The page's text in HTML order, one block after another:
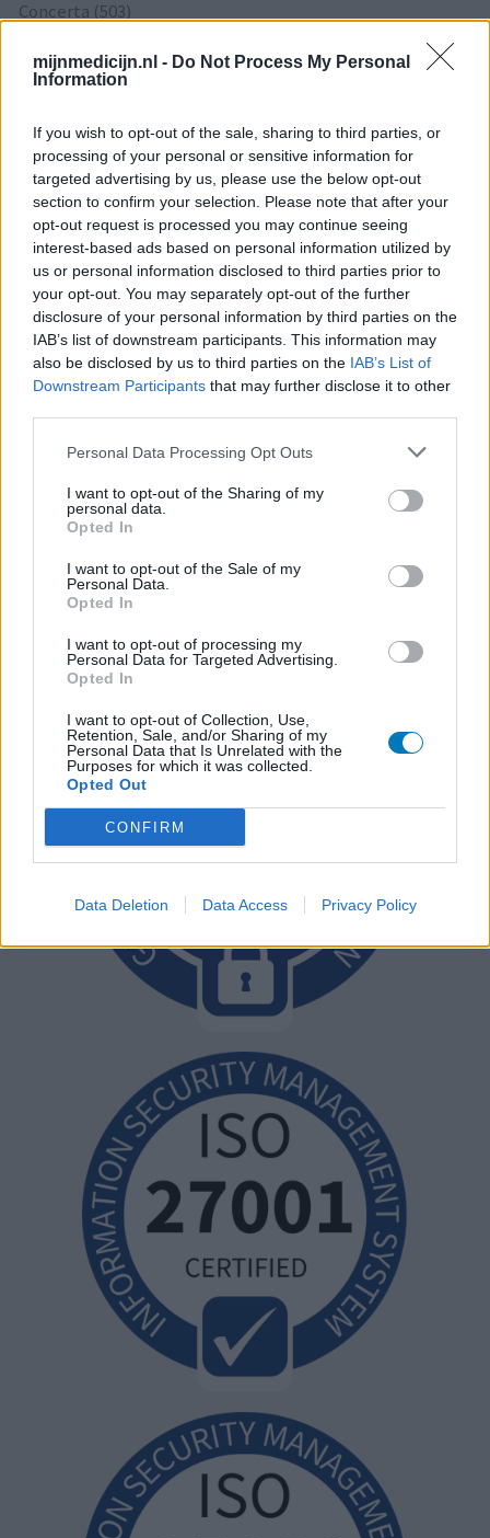
mijnmedicijn.nl - Do Not Process My Personal
Information
If you wish to opt-out of the sale, sharing to third parties, or
processing of your personal or sensitive information for
targeted advertising by us, please use the below opt-out
section to confirm your selection. Please note that after your
opt-out request is processed you may continue seeing
interest-based ads based on personal information utilized by
us or personal information disclosed to third parties prior to
your opt-out. You may separately opt-out of the further
disclosure of your personal information by third parties on the
IAB’s list of downstream participants. This information may
also be disclosed by us to third parties on the IAB’s List of
Downstream Participants that may further disclose it to other
Personal Data Processing Opt Outs
I want to opt-out of the Sharing of my
personal data.
Opted In
I want to opt-out of the Sale of my
Personal Data.
Opted In
I want to opt-out of processing my
Personal Data for Targeted Advertising.
Opted In
I want to opt-out of Collection, Use,
Retention, Sale, and/or Sharing of my
Personal Data that Is Unrelated with the
Purposes for which it was collected.
Opted Out
CONFIRM
Data Deletion Data Access Privacy Policy
Concerta (503)
Amlodipine (493)
Amoxicilline / Clavulaanzuur (486)
Antibiotica - penicillines breedspectrum
Roaccutane (480)
Acne
Dexamfetamine (446)
ADHD - psychostimulantia
Euthyrox (436)
Schildklier - hypothyroidie (traagwerkend)
De reviews op deze pagina zijn door de gebruikers
gegenereerd en vervolgens gelezen en aangepast alvorens
een review voor een medicijn. Voor het delen van ervaringen is
geen medische kennis noodzakelijk. Op deze manier geven de
reviews alleen een beeld van de ervaring van de schrijvers en niet
die van de eigenaar van deze website. Denk er aan dat de
ervaringen kunnen verschillen van persoon tot persoon en dat u
voor medisch advies altijd contact op moet nemen met uw arts of
apotheker.